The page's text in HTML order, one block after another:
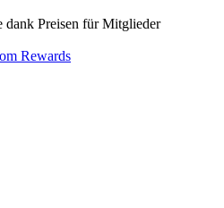
dank Preisen für Mitglieder
Rewards